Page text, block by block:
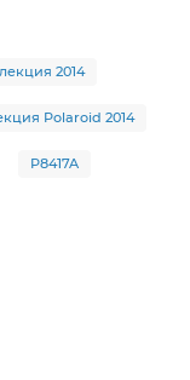
2014
Polaroid 2014
P8417A